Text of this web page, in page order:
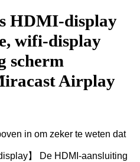
HDMI-display
wifi-display
scherm
Airplay
in om zeker te weten dat
】 De HDMI-aansluiting